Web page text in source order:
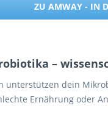
ZU AMWAY - IN
–
unterstützen dein
Ernährung oder